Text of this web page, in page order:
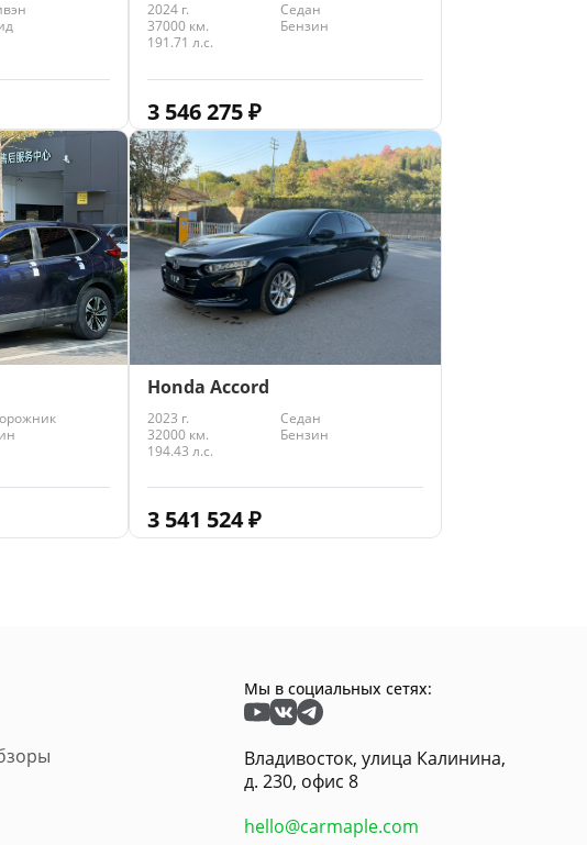
2024 г.
Седан
37000 км.
Бензин
191.71 л.с.
3 546 275₽
Honda Accord
2023 г.
Седан
32000 км.
Бензин
194.43 л.с.
3 541 524₽
Мы в социальных сетях:
Владивосток, улица Калинина,
д. 230, офис 8
hello@carmaple.com